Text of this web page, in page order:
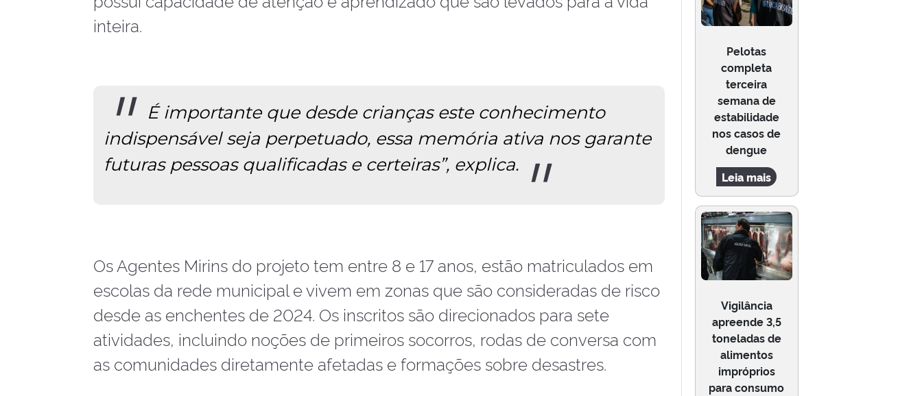
inteira.
É importante que desde crianças este conhecimento
indispensável seja perpetuado, essa memória ativa nos garante
futuras pessoas qualificadas e certeiras”, explica.
Os Agentes Mirins do projeto tem entre 8 e 17 anos, estão matriculados em
escolas da rede municipal e vivem em zonas que são consideradas de risco
desde as enchentes de 2024. Os inscritos são direcionados para sete
atividades, incluindo noções de primeiros socorros, rodas de conversa com
as comunidades diretamente afetadas e formações sobre desastres.
Pelotas
completa
terceira
semana de
estabilidade
nos casos de
dengue
Leia mais
Vigilância
apreende 3,5
toneladas de
alimentos
impróprios
para consumo